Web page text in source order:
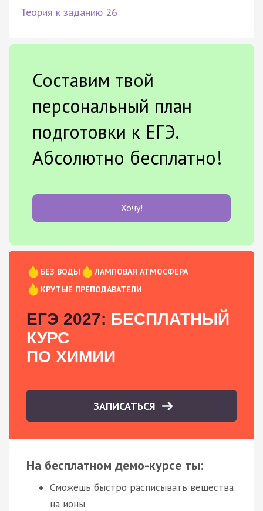
Теория к заданию 26
Составим твой
персональный план
подготовки к ЕГЭ.
Абсолютно бесплатно!
Хочу!
БЕЗ ВОДЫ
ЛАМПОВАЯ АТМОСФЕРА
КРУТЫЕ ПРЕПОДАВАТЕЛИ
ЕГЭ 2027: БЕСПЛАТНЫЙ
КУРС
ПО ХИМИИ
ЗАПИСАТЬСЯ
На бесплатном демо-курсе ты:
Сможешь быстро расписывать вещества
на ионы